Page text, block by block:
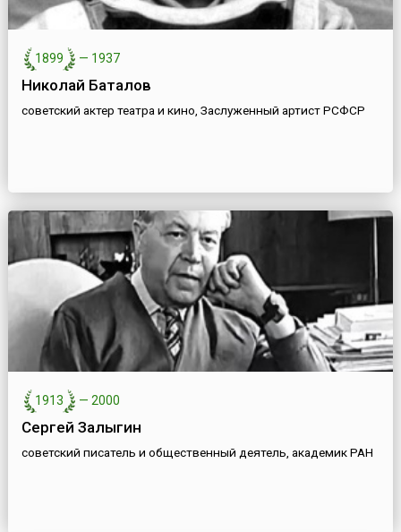
1899 — 1937
Николай Баталов
советский актер театра и кино, Заслуженный артист РСФСР
1913 — 2000
Сергей Залыгин
советский писатель и общественный деятель, академик РАН